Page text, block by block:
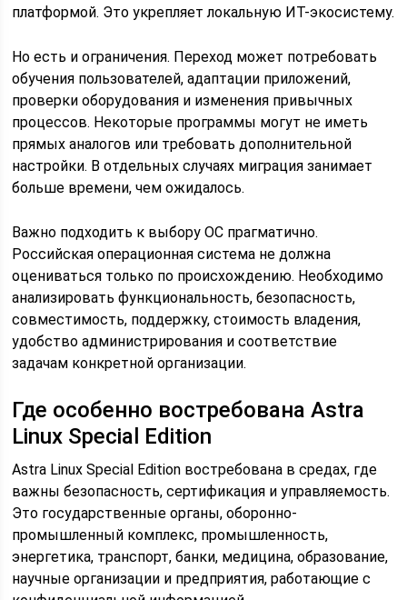
платформой. Это укрепляет локальную ИТ-экосистему.
Но есть и ограничения. Переход может потребовать
обучения пользователей, адаптации приложений,
проверки оборудования и изменения привычных
процессов. Некоторые программы могут не иметь
прямых аналогов или требовать дополнительной
настройки. В отдельных случаях миграция занимает
больше времени, чем ожидалось.
Важно подходить к выбору ОС прагматично.
Российская операционная система не должна
оцениваться только по происхождению. Необходимо
анализировать функциональность, безопасность,
совместимость, поддержку, стоимость владения,
удобство администрирования и соответствие
задачам конкретной организации.
Где особенно востребована Astra
Linux Special Edition
Astra Linux Special Edition востребована в средах, где
важны безопасность, сертификация и управляемость.
Это государственные органы, оборонно-
промышленный комплекс, промышленность,
энергетика, транспорт, банки, медицина, образование,
научные организации и предприятия, работающие с